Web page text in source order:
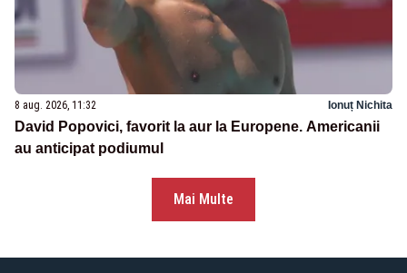
8 aug. 2026, 11:32 Ionuț Nichita
David Popovici, favorit la aur la Europene. Americanii
au anticipat podiumul
Mai Multe